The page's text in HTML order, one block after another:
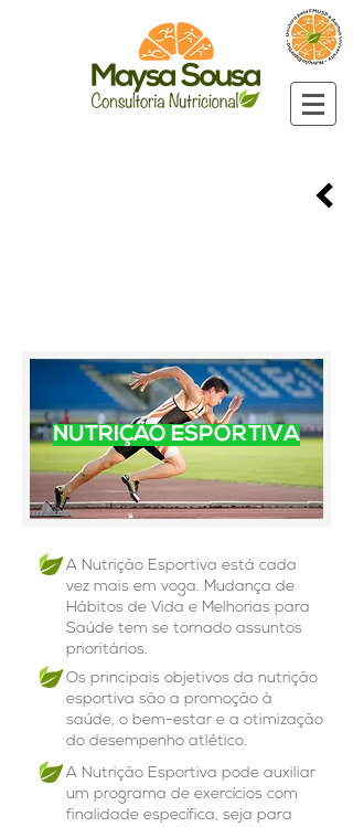
NUTRIÇÃO ESPORTIVA
A Nutrição Esportiva está cada
vez mais em voga. Mudança de
Hábitos de Vida e Melhorias para
Saúde tem se tornado assuntos
prioritários.
Os principais objetivos da nutrição
esportiva são a promoção à
saúde, o bem-estar e a otimização
do desempenho atlético.
A Nutrição Esportiva pode auxiliar
um programa de exercícios com
finalidade específica, seja para